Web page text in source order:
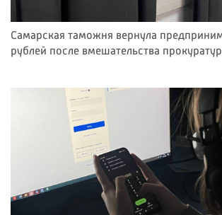
Самарская таможня вернула
рублей после вмешательства